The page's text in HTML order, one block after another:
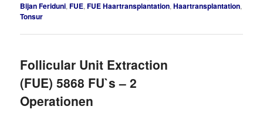
Bijan Feriduni,FUE,FUE Haartransplantation,Haartransplantation,
Tonsur
Follicular Unit Extraction
(FUE) 5868 FU`s – 2
Operationen